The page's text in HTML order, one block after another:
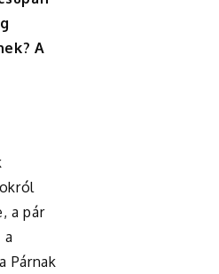
A
a pár
Párnak